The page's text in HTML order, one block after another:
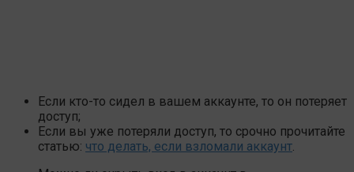
Если кто-то сидел в вашем аккаунте, то он потеряет
доступ;
Если вы уже потеряли доступ, то срочно прочитайте
статью: что делать, если взломали аккаунт